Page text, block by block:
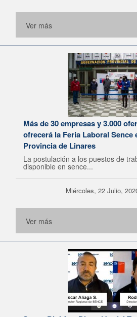
Ver más
Más de 30 empresas y 3.000
ofrecerá la Feria Laboral Sence
Provincia de Linares
La postulación a los puestos de
disponible en sence...
Miércoles, 22 Julio,
Ver más